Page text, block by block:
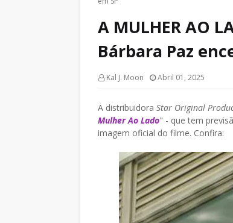
A MULHER AO
Bárbara Paz
Kal J. Moon Abril 01, 2025
A distribuidora Star Original
Mulher Ao Lado" - que tem
imagem oficial do filme. Confira: